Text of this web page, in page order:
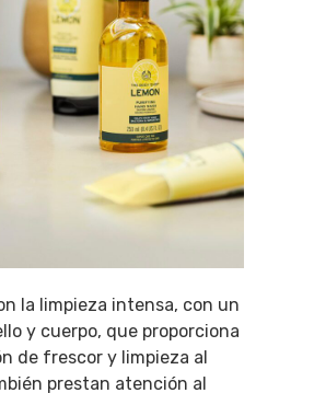
la limpieza intensa, con un
y cuerpo, que proporciona
de frescor y limpieza al
prestan atención al